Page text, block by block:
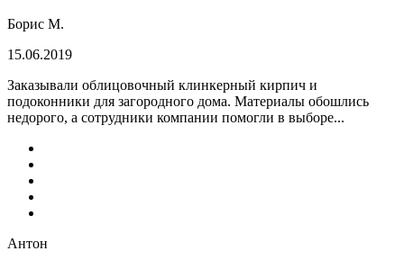
Борис М.
15.06.2019
Заказывали облицовочный клинкерный кирпич и
подоконники для загородного дома. Материалы обошлись
недорого, а сотрудники компании помогли в выборе...
Антон